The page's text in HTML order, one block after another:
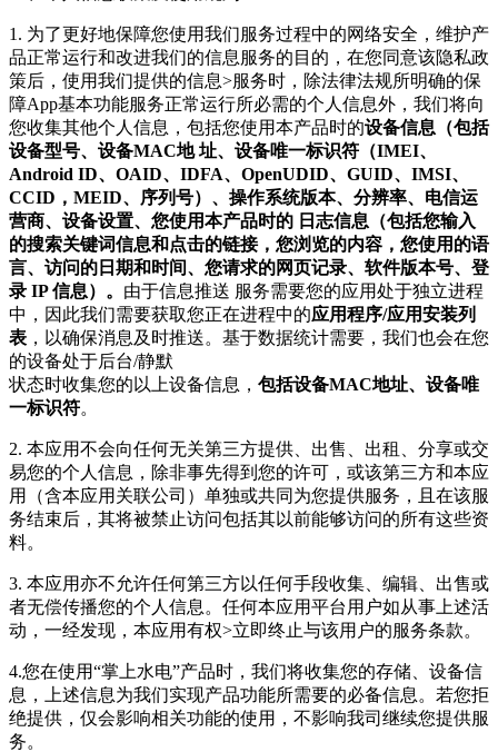
1. 为了更好地保障您使用我们服务过程中的网络安全，维护产
品正常运行和改进我们的信息服务的目的，在您同意该隐私政
策后，使用我们提供的信息>服务时，除法律法规所明确的保
障App基本功能服务正常运行所必需的个人信息外，我们将向
您收集其他个人信息，包括您使用本产品时的设备信息（包括
设备型号、设备MAC地 址、设备唯一标识符（IMEI、
Android ID、OAID、IDFA、OpenUDID、GUID、IMSI、
CCID，MEID、序列号）、操作系统版本、分辨率、电信运
营商、设备设置、您使用本产品时的 日志信息（包括您输入
的搜索关键词信息和点击的链接，您浏览的内容，您使用的语
言、访问的日期和时间、您请求的网页记录、软件版本号、登
录 IP 信息）。 由于信息推送 服务需要您的应用处于独立进程
中，因此我们需要获取您正在进程中的应用程序/应用安装列
表 ，以确保消息及时推送。基于数据统计需要，我们也会在您
的设备处于后台/静默
状态时收集您的以上设备信息， 包括设备MAC地址、设备唯
一标识符。
2. 本应用不会向任何无关第三方提供、出售、出租、分享或交
易您的个人信息，除非事先得到您的许可，或该第三方和本应
用（含本应用关联公司）单独或共同为您提供服务，且在该服
务结束后，其将被禁止访问包括其以前能够访问的所有这些资
料。
3. 本应用亦不允许任何第三方以任何手段收集、编辑、出售或
者无偿传播您的个人信息。任何本应用平台用户如从事上述活
动，一经发现，本应用有权>立即终止与该用户的服务条款。
4.您在使用“掌上水电”产品时，我们将收集您的存储、设备信
息，上述信息为我们实现产品功能所需要的必备信息。若您拒
绝提供，仅会影响相关功能的使用，不影响我司继续您提供服
务。